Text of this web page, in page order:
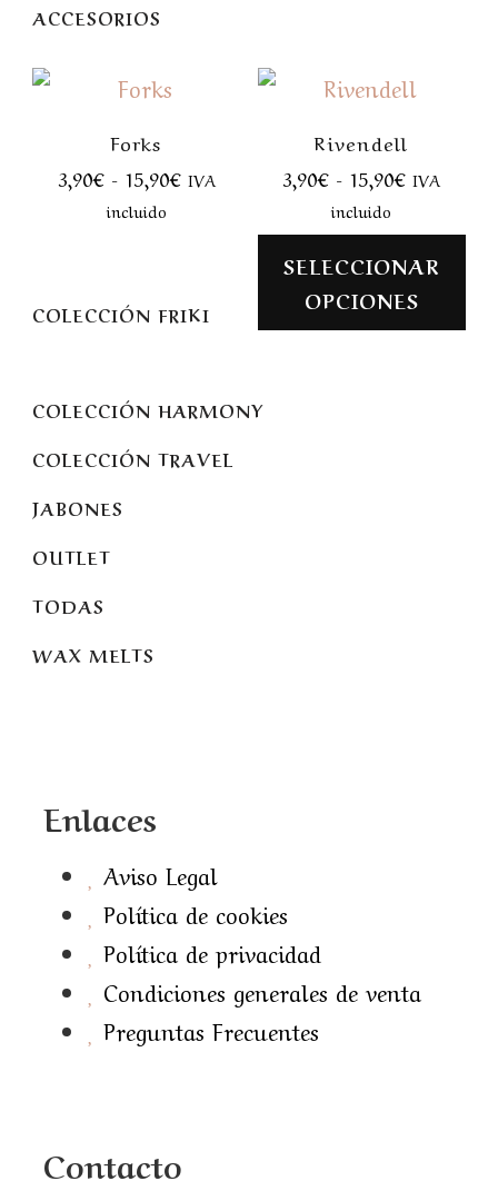
Forks
3,90€ - 15,90€ IVA
incluido
Rivendell
3,90€ - 15,90€ IVA
incluido
SELECCIONAR
OPCIONES
ACCESORIOS
COLECCIÓN FRIKI
COLECCIÓN HARMONY
COLECCIÓN TRAVEL
JABONES
OUTLET
TODAS
WAX MELTS
Enlaces
Aviso Legal
Política de cookies
Política de privacidad
Condiciones generales de venta
Preguntas Frecuentes
Contacto